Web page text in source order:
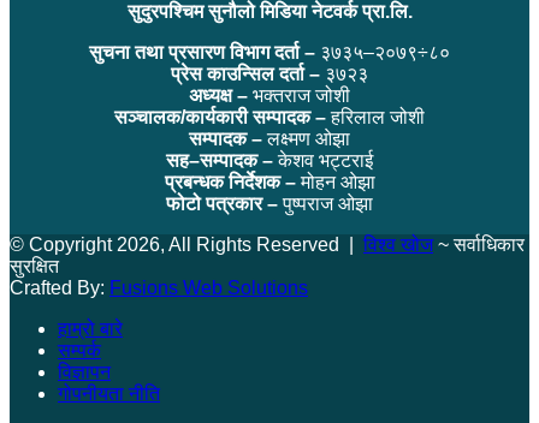
सुदुरपश्चिम सुनौलो मिडिया नेटवर्क प्रा.लि.
सुचना तथा प्रसारण विभाग दर्ता – ३७३५–२०७९÷८०
प्रेस काउन्सिल दर्ता – ३७२३
अध्यक्ष – भक्तराज जोशी
सञ्चालक/कार्यकारी सम्पादक –हरिलाल जोशी
सम्पादक –लक्ष्मण ओझा
सह–सम्पादक –केशव भट्टराई
प्रबन्धक निर्देशक –मोहन ओझा
फोटो पत्रकार –पुष्पराज ओझा
© Copyright 2026, All Rights Reserved | विश्व खोज~ सर्वाधिकार
सुरक्षित
Crafted By: Fusions Web Solutions
हाम्रो बारे
सम्पर्क
विज्ञापन
गोपनीयता नीति